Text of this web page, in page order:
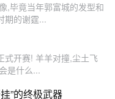
,毕竟当年郭富城的发型和
期的谢霆...
式开赛! 羊羊对撞,尘土飞
是什么...
”的终极武器